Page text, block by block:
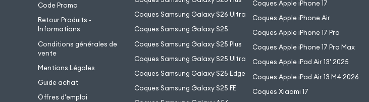
Code Promo
Retour Produits -
Informations
Conditions générales de
vente
Mentions Légales
Guide achat
Offres d'emploi
Coques Samsung Galaxy S26 Ultra
Coques Samsung Galaxy S25
Coques Samsung Galaxy S25 Plus
Coques Samsung Galaxy S25 Ultra
Coques Samsung Galaxy S25 Edge
Coques Samsung Galaxy S25 FE
Coques Apple iPhone 17
Coques Apple iPhone Air
Coques Apple iPhone 17 Pro
Coques Apple iPhone 17 Pro Max
Coques Apple iPad Air 13’ 2025
Coques Apple iPad Air 13 M4 2026
Coques Xiaomi 17